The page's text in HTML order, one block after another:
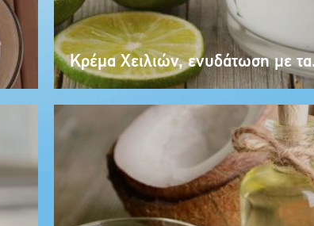
Κρέμα Χειλιών, ενυδάτωση με